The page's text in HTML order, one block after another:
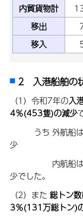
内貿貨物計
移出
移入
2 入港船舶の
（1）令和7年の入
4％(453隻)の減少
うち 外航船
少
内航船は
少でした。
（2）また 総トン
3％(131万総トン)